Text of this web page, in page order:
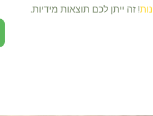
! זה ייתן לכם תוצאות מידיות.